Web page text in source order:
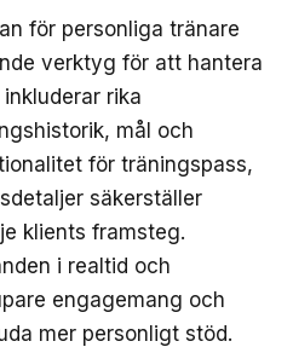
för personliga tränare
verktyg för att hantera
rika
mål och
för träningspass,
säkerställer
klients framsteg.
i realtid och
engagemang och
mer personligt stöd.